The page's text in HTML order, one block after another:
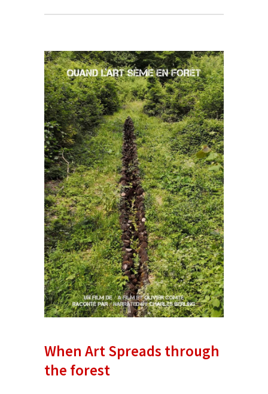
When Art Spreads through
the forest